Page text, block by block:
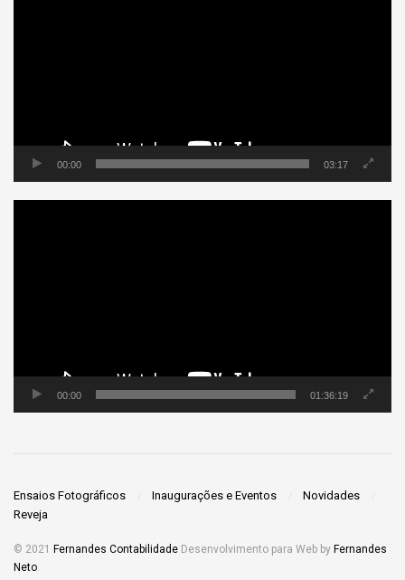
00:00 03:17
00:00 01:36:19
Ensaios Fotográficos Inaugurações e Eventos
Novidades
Reveja
© 2021 Fernandes Contabilidade Desenvolvimento para Web by Fernandes
Neto.